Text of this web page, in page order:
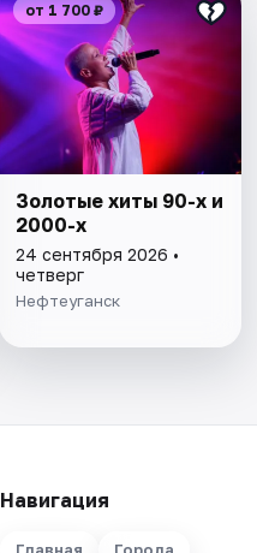
от 1 700 ₽
Золотые хиты 90-х и
2000-х
24 сентября 2026 •
четверг
Нефтеуганск
Навигация